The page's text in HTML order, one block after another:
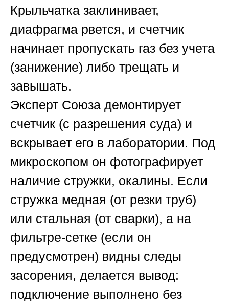
Крыльчатка заклинивает,
диафрагма рвется, и счетчик
начинает пропускать газ без учета
(занижение) либо трещать и
завышать.
Эксперт Союза демонтирует
счетчик (с разрешения суда) и
вскрывает его в лаборатории. Под
микроскопом он фотографирует
наличие стружки, окалины. Если
стружка медная (от резки труб)
или стальная (от сварки), а на
фильтре-сетке (если он
предусмотрен) видны следы
засорения, делается вывод:
подключение выполнено без